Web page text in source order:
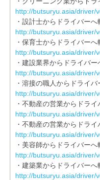
http://butsuryu.asia/driver/
・設計士からドライバー
http://butsuryu.asia/driver/
・保育士からドライバー
http://butsuryu.asia/driver/
・建設業界からドライバ
http://butsuryu.asia/driver/
・溶接の職人からドライ
http://butsuryu.asia/driver/
・不動産の営業からドラ
http://butsuryu.asia/driver/
・不動産の営業からドラ
http://butsuryu.asia/driver/
・美容師からドライバー
http://butsuryu.asia/driver/
・建築業からドライバー
http://butsuryu.asia/driver/